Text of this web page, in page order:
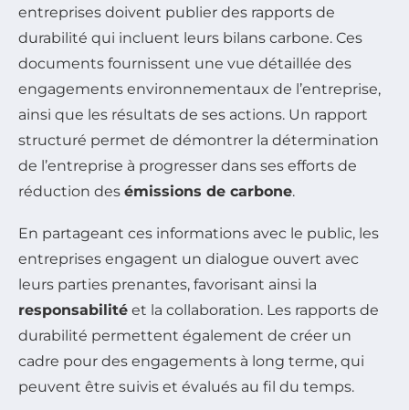
entreprises doivent publier des rapports de
durabilité qui incluent leurs bilans carbone. Ces
documents fournissent une vue détaillée des
engagements environnementaux de l’entreprise,
ainsi que les résultats de ses actions. Un rapport
structuré permet de démontrer la détermination
de l’entreprise à progresser dans ses efforts de
réduction des émissions de carbone.
En partageant ces informations avec le public, les
entreprises engagent un dialogue ouvert avec
leurs parties prenantes, favorisant ainsi la
responsabilité et la collaboration. Les rapports de
durabilité permettent également de créer un
cadre pour des engagements à long terme, qui
peuvent être suivis et évalués au fil du temps.